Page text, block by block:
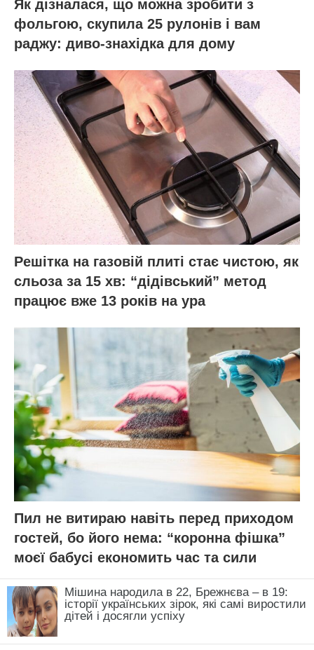
Як дізналася, що можна зробити з
фольгою, скупила 25 рулонів і вам
раджу: диво-знахідка для дому
Решітка на газовій плиті стає чистою, як
сльоза за 15 хв: “дідівський” метод
працює вже 13 років на ура
Пил не витираю навіть перед приходом
гостей, бо його нема: “коронна фішка”
моєї бабусі економить час та сили
Мішина народила в 22, Брежнєва – в 19:
історії українських зірок, які самі виростили
дітей і досягли успіху